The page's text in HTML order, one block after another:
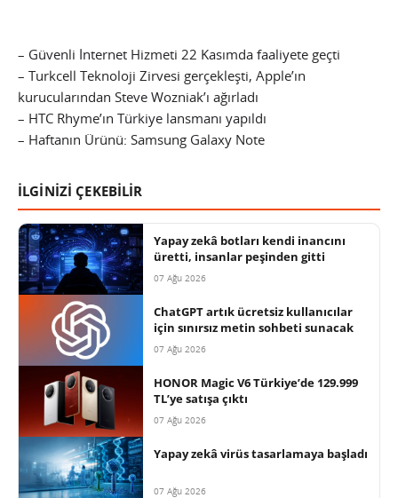
– Güvenli İnternet Hizmeti 22 Kasımda faaliyete geçti
– Turkcell Teknoloji Zirvesi gerçekleşti, Apple’ın
kurucularından Steve Wozniak’ı ağırladı
– HTC Rhyme’ın Türkiye lansmanı yapıldı
– Haftanın Ürünü: Samsung Galaxy Note
İLGİNİZİ ÇEKEBİLİR
Yapay zekâ botları kendi inancını
üretti, insanlar peşinden gitti
07 Ağu 2026
ChatGPT artık ücretsiz kullanıcılar
için sınırsız metin sohbeti sunacak
07 Ağu 2026
HONOR Magic V6 Türkiye’de 129.999
TL’ye satışa çıktı
07 Ağu 2026
Yapay zekâ virüs tasarlamaya başladı
07 Ağu 2026